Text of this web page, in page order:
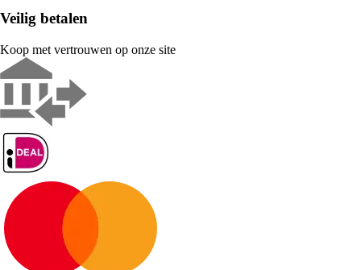
Veilig betalen
Koop met vertrouwen op onze site